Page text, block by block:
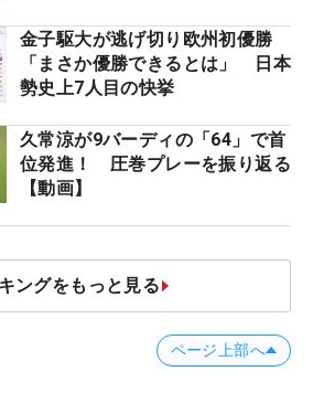
金子駆大が逃げ切り欧州初優勝
「まさか優勝できるとは」 日本
勢史上7人目の快挙
久常涼が9バーディの「64」で首
位発進！ 圧巻プレーを振り返る
【動画】
ングをもっと見る
ページ上部へ